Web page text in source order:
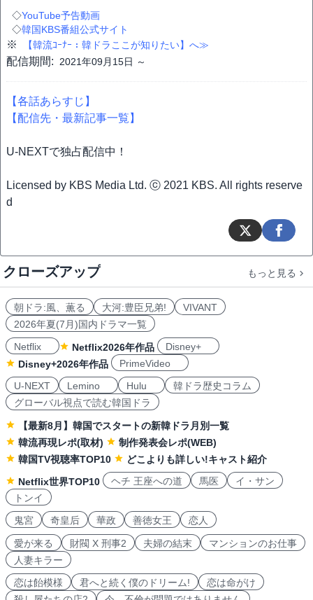
◇YouTube予告動画
◇韓国KBS番組公式サイト
※ 【韓流ｺｰﾅｰ：韓ドラここが知りたい】へ≫
配信期間: 2021年09月15日 ～
【各話あらすじ】
【配信先・最新記事一覧】
U-NEXTで独占配信中！
Licensed by KBS Media Ltd. ⓒ 2021 KBS. All rights reserve
d
クローズアップ もっと見る
朝ドラ:風、薫る 大河:豊臣兄弟!
VIVANT
2026年夏(7月)国内ドラマ一覧
Netflix
Netflix2026年作品
Disney+
Disney+2026年作品
PrimeVideo
U-NEXT
Lemino Hulu
韓ドラ歴史コラム
グローバル視点で読む韓国ドラ
【最新8月】韓国でスタートの新韓ドラ月別一覧
韓流再現レポ(取材)
制作発表会レポ(WEB)
韓国TV視聴率TOP10
どこよりも詳しい!キャスト紹介
Netflix世界TOP10
ヘチ 王座への道 馬医
イ・サン
トンイ
鬼宮
奇皇后 華政 善徳女王 恋人
愛が来る 財閥 X 刑事2 夫婦の結末
マンションのお仕事
人妻キラー
恋は飴模様
君へと続く僕のドリーム!
恋は命がけ